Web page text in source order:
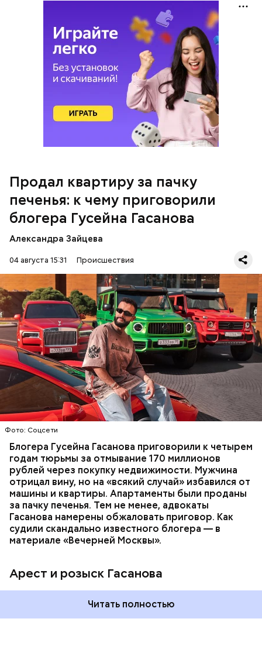
Продал квартиру за пачку
печенья: к чему приговорили
блогера Гусейна Гасанова
Александра Зайцева
04 августа 15:31 Происшествия
Фото: Соцсети
Блогера Гусейна Гасанова приговорили к четырем
годам тюрьмы за отмывание 170 миллионов
рублей через покупку недвижимости. Мужчина
отрицал вину, но на «всякий случай» избавился от
машины и квартиры. Апартаменты были проданы
за пачку печенья. Тем не менее, адвокаты
Гасанова намерены обжаловать приговор. Как
судили скандально известного блогера — в
материале «Вечерней Москвы».
Арест и розыск Гасанова
В мае 2025 года МВД РФ объявило в
международный розыскблогера Гусейна Гасанова.
В его отношении возбудили уголовное дело о
неуплате налогов и легализации преступных
доходов в особо крупном размере. В тот же день
мужчину заочно арестовали.
Фото: База розыска МВД РФ
Следователи считали, что в период с 2019 по 2021
год Гасанов уклонился от уплаты налогов на более
чем 170 миллионов рублей. Эти деньги он якобы
распределил между родственниками и
счета, — пояснили вмосковской прокуратуре
Читать полностью
НАЛОГИ ПОИСК ЛЮДЕЙ ДЕНЬГИ
МВД
ГАСАН ГУСЕЙНОВ